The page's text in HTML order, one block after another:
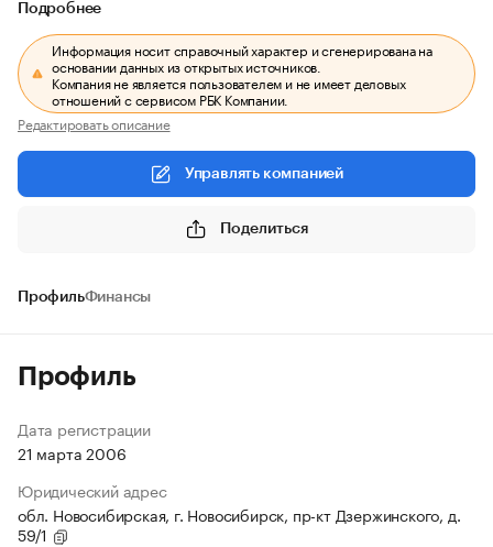
Подробнее
Информация носит справочный характер и сгенерирована на
основании данных из открытых источников.
Компания не является пользователем и не имеет деловых
отношений с сервисом РБК Компании.
Редактировать описание
Управлять компанией
Поделиться
ПрофильФинансы
Профиль
Дата регистрации
21 марта 2006
Юридический адрес
обл. Новосибирская, г. Новосибирск, пр-кт Дзержинского, д.
59/1